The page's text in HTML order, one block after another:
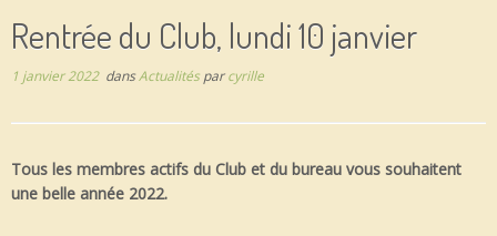
Rentrée du Club, lundi 10 janvier
1 janvier 2022dansActualités parcyrille
Tous les membres actifs du Club et du bureau vous souhaitent
une belle année 2022.